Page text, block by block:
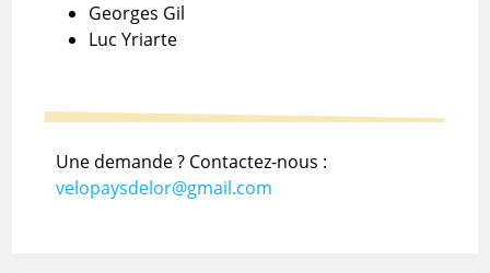
Georges Gil
Luc Yriarte
Une demande ? Contactez-nous :
velopaysdelor@gmail.com